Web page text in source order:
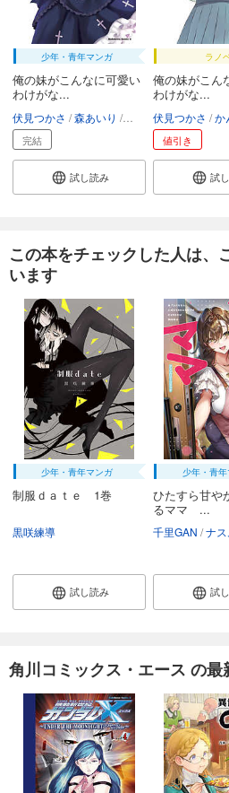
少年・青年マンガ
俺の妹がこんなに可愛い
わけがな...
伏見つかさ 森あいり かんざきひろ
完結
試し読み
ラノ
俺の妹がこん
わけがな...
伏見つかさ か
値引き
試
この本をチェックした人は、
います
少年・青年マンガ
制服ｄａｔｅ 1巻
黒咲練導
試し読み
少年・青
ひたすら甘や
るママ ...
千里GAN ナ
試
角川コミックス・エース の最